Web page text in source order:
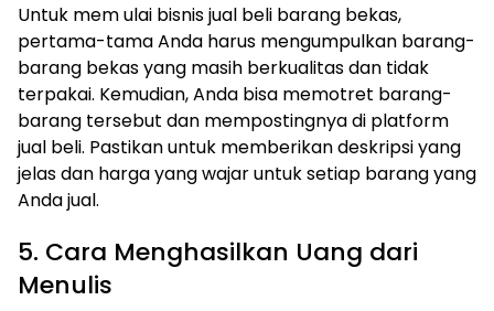
Untuk mem ulai bisnis jual beli barang bekas,
pertama-tama Anda harus mengumpulkan barang-
barang bekas yang masih berkualitas dan tidak
terpakai. Kemudian, Anda bisa memotret barang-
barang tersebut dan mempostingnya di platform
jual beli. Pastikan untuk memberikan deskripsi yang
jelas dan harga yang wajar untuk setiap barang yang
Anda jual.
5. Cara Menghasilkan Uang dari
Menulis